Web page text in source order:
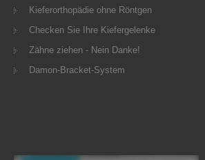
Kieferorthopädie ohne Röntgen
Checken Sie Ihre Kiefergelenke
Zähne ziehen - Nein Danke!
Damon-Bracket-System